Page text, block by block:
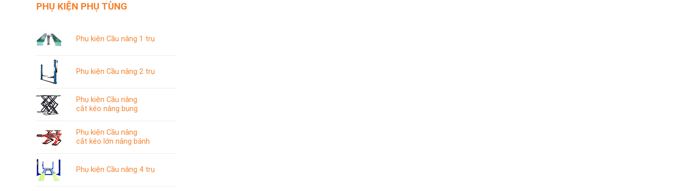
PHỤ KIỆN PHỤ TÙNG
Phụ kiện Cầu nâng 1 trụ
Phụ kiện Cầu nâng 2 trụ
Phụ kiện Cầu nâng
cắt kéo nâng bụng
Phụ kiện Cầu nâng
cắt kéo lớn nâng bánh
Phụ kiện Cầu nâng 4 trụ